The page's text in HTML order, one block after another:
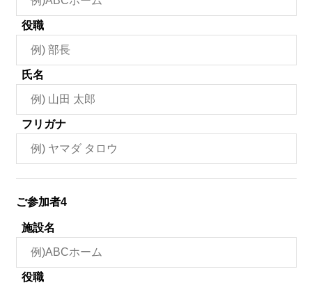
役職
氏名
フリガナ
ご参加者4
施設名
役職